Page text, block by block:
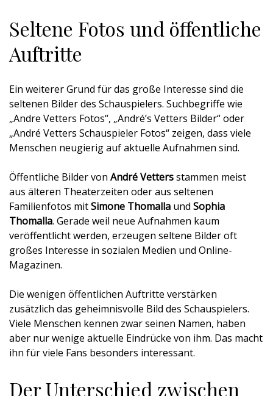
Seltene Fotos und öffentliche
Auftritte
Ein weiterer Grund für das große Interesse sind die
seltenen Bilder des Schauspielers. Suchbegriffe wie
„Andre Vetters Fotos“, „André’s Vetters Bilder“ oder
„André Vetters Schauspieler Fotos“ zeigen, dass viele
Menschen neugierig auf aktuelle Aufnahmen sind.
Öffentliche Bilder von André Vettersstammen meist
aus älteren Theaterzeiten oder aus seltenen
Familienfotos mitSimone Thomalla und Sophia
Thomalla. Gerade weil neue Aufnahmen kaum
veröffentlicht werden, erzeugen seltene Bilder oft
großes Interesse in sozialen Medien und Online-
Magazinen.
Die wenigen öffentlichen Auftritte verstärken
zusätzlich das geheimnisvolle Bild des Schauspielers.
Viele Menschen kennen zwar seinen Namen, haben
aber nur wenige aktuelle Eindrücke von ihm. Das macht
ihn für viele Fans besonders interessant.
Der Unterschied zwischen